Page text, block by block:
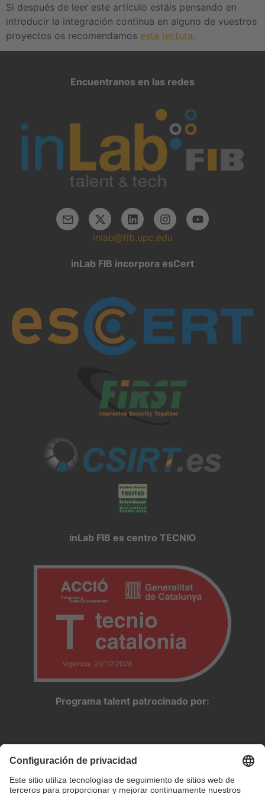
Si después de leer este artículo estáis pensando en
introducir la integración continua en alguno de vuestros
proyectos os recomendamos esta lectura.
Encuentranos en las redes
inlab@fib.upc.edu
inLab FIB incorpora esCert
inLab FIB es centro TECNIO
Programa talent patrocinado por: